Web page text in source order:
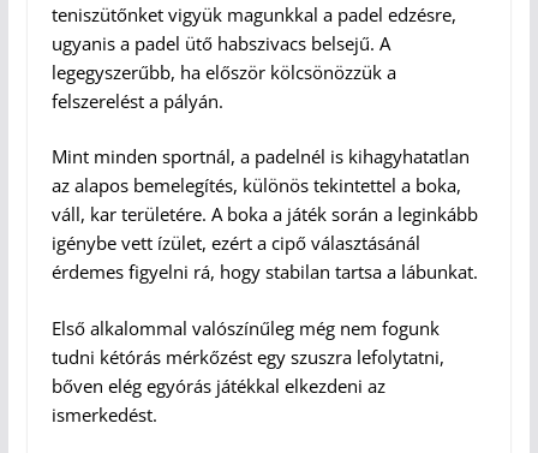
teniszütőnket vigyük magunkkal a padel edzésre,
ugyanis a padel ütő habszivacs belsejű. A
legegyszerűbb, ha először kölcsönözzük a
felszerelést a pályán.
Mint minden sportnál, a padelnél is kihagyhatatlan
az alapos bemelegítés, különös tekintettel a boka,
váll, kar területére. A boka a játék során a leginkább
igénybe vett ízület, ezért a cipő választásánál
érdemes figyelni rá, hogy stabilan tartsa a lábunkat.
Első alkalommal valószínűleg még nem fogunk
tudni kétórás mérkőzést egy szuszra lefolytatni,
bőven elég egyórás játékkal elkezdeni az
ismerkedést.